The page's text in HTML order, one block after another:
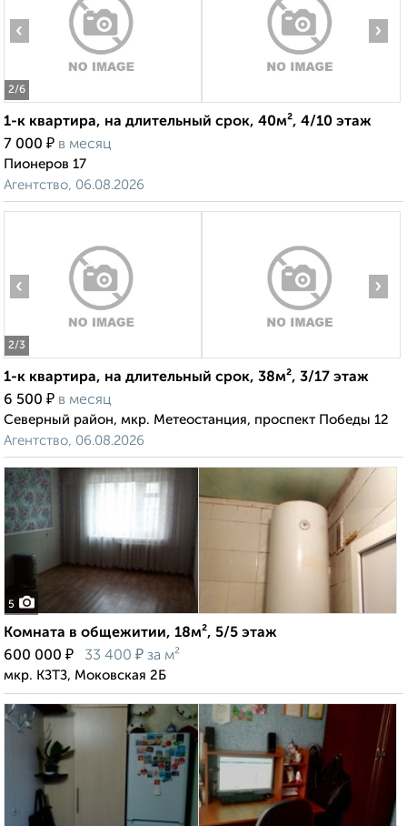
2/6
‹ ›
1-к квартира, на длительный срок, 40м², 4/10 этаж
7 000 ₽ в месяц
Пионеров 17
Агентство, 06.08.2026
2/3
‹ ›
1-к квартира, на длительный срок, 38м², 3/17 этаж
6 500 ₽ в месяц
Северный район, мкр. Метеостанция, проспект Победы 12
Агентство, 06.08.2026
5
Комната в общежитии, 18м², 5/5 этаж
600 000 ₽ 33 400 ₽ за м²
мкр. КЗТЗ, Моковская 2Б